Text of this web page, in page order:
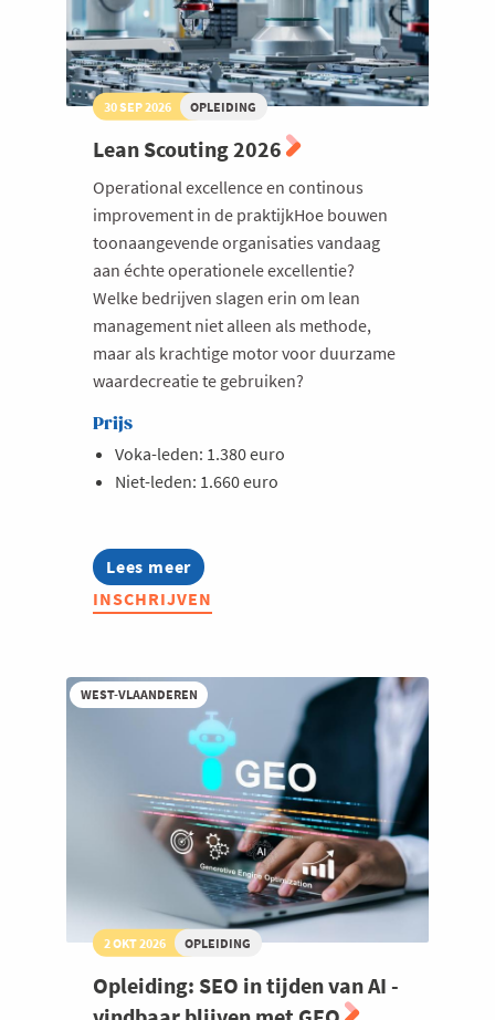
30 SEP 2026 OPLEIDING
Lean Scouting 2026
Operational excellence en continous
improvement in de praktijkHoe bouwen
toonaangevende organisaties vandaag
aan échte operationele excellentie?
Welke bedrijven slagen erin om lean
management niet alleen als methode,
maar als krachtige motor voor duurzame
waardecreatie te gebruiken?
Prijs
Voka-leden: 1.380 euro
Niet-leden: 1.660 euro
Lees meer
about
Lean
Scouting
INSCHRIJVEN
WEST-VLAANDEREN
2 OKT 2026 OPLEIDING
Opleiding: SEO in tijden van AI -